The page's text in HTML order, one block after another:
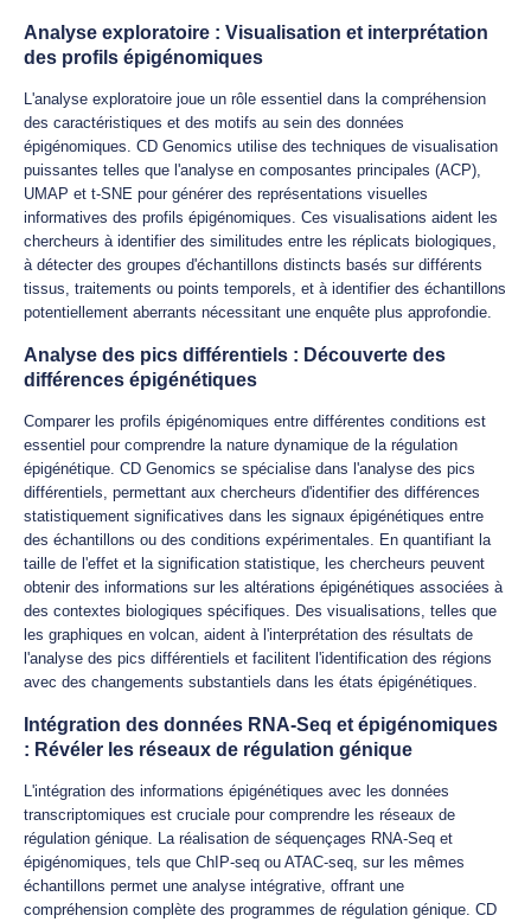
Analyse exploratoire : Visualisation et interprétation
des profils épigénomiques
L'analyse exploratoire joue un rôle essentiel dans la compréhension
des caractéristiques et des motifs au sein des données
épigénomiques. CD Genomics utilise des techniques de visualisation
puissantes telles que l'analyse en composantes principales (ACP),
UMAP et t-SNE pour générer des représentations visuelles
informatives des profils épigénomiques. Ces visualisations aident les
chercheurs à identifier des similitudes entre les réplicats biologiques,
à détecter des groupes d'échantillons distincts basés sur différents
tissus, traitements ou points temporels, et à identifier des échantillons
potentiellement aberrants nécessitant une enquête plus approfondie.
Analyse des pics différentiels : Découverte des
différences épigénétiques
Comparer les profils épigénomiques entre différentes conditions est
essentiel pour comprendre la nature dynamique de la régulation
épigénétique. CD Genomics se spécialise dans l'analyse des pics
différentiels, permettant aux chercheurs d'identifier des différences
statistiquement significatives dans les signaux épigénétiques entre
des échantillons ou des conditions expérimentales. En quantifiant la
taille de l'effet et la signification statistique, les chercheurs peuvent
obtenir des informations sur les altérations épigénétiques associées à
des contextes biologiques spécifiques. Des visualisations, telles que
les graphiques en volcan, aident à l'interprétation des résultats de
l'analyse des pics différentiels et facilitent l'identification des régions
avec des changements substantiels dans les états épigénétiques.
Intégration des données RNA-Seq et épigénomiques
: Révéler les réseaux de régulation génique
L'intégration des informations épigénétiques avec les données
transcriptomiques est cruciale pour comprendre les réseaux de
régulation génique. La réalisation de séquençages RNA-Seq et
épigénomiques, tels que ChIP-seq ou ATAC-seq, sur les mêmes
échantillons permet une analyse intégrative, offrant une
compréhension complète des programmes de régulation génique. CD